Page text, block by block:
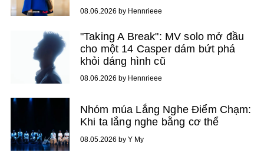
08.06.2026 by Hennrieee
"Taking A Break": MV solo mở đầu
cho một 14 Casper dám bứt phá
khỏi dáng hình cũ
08.06.2026 by Hennrieee
Nhóm múa Lắng Nghe Điểm Chạm:
Khi ta lắng nghe bằng cơ thể
08.05.2026 by Y My